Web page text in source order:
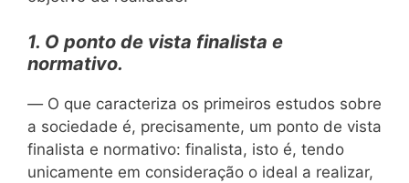
1. O ponto de vista finalista e
normativo.
— O que caracteriza os primeiros estudos sobre
a sociedade é, precisamente, um ponto de vista
finalista e normativo: finalista, isto é, tendo
unicamente em consideração o ideal a realizar,